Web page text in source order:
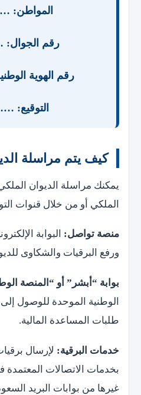
رقم
رقم الهوية
كيف يتم مراسلة
يمكنك مراسلة الديوان
الملكي أو من خلال قنوات
منصة تواصل: البوابة
ورفع البرقيات والشكاوى
بوابة “أبشر” أو “المنصة
الوطنية الموحدة للوصول
طلبات المساعدة المالية.
خدمات البرقية: لإرسال
بخدمات الاتصالات المعتمدة
غيرها من بوابات البريد